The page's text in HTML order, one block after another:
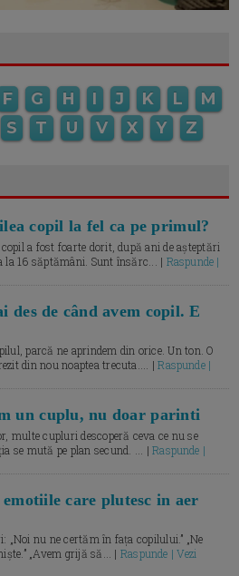
F G H I J K L
M
S T U V X Y Z
copil la fel ca pe primul?
a fost foarte dorit, după ani de așteptări
la 16 săptămâni. Sunt însărc... | Raspunde |
des de când avem copil. E
parcă ne aprindem din orice. Un ton. O
din nou noaptea trecuta.... |Raspunde |
un cuplu, nu doar parinti
multe cupluri descoperă ceva ce nu se
se mută pe plan secund. ... |Raspunde |
care plutesc in aer
„Noi nu ne certăm în fața copilului.” „Ne
„Avem grijă să... | Raspunde | Vezi